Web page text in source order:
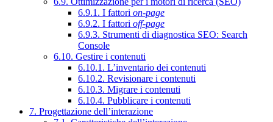
6.9.1. I fattori on-page
6.9.2. I fattori off-page
6.9.3. Strumenti di diagnostica SEO: Search
Console
6.10. Gestire i contenuti
6.10.1. L’inventario dei contenuti
6.10.2. Revisionare i contenuti
6.10.3. Migrare i contenuti
6.10.4. Pubblicare i contenuti
7. Progettazione dell’interazione